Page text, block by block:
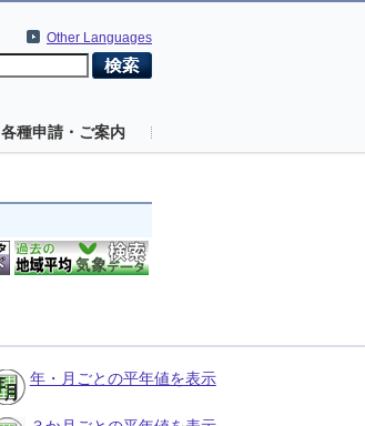
Other Languages
各種申請・ご案内
年・月ごとの平年値を表示